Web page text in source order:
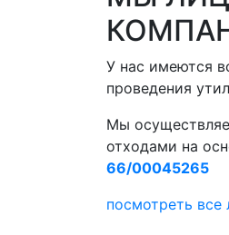
У нас имеются
проведения
Мы
отходами на
66/00045265
посмотреть все